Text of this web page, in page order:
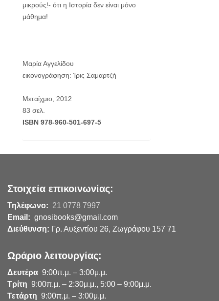
μικρούς!- ότι η Ιστορία δεν είναι μόνο
μάθημα!
Μαρία Αγγελίδου
εικονογράφηση: Ίρις Σαμαρτζή
Μεταίχμιο, 2012
83 σελ.
ISBN 978-960-501-697-5
Στοιχεία επικοινωνίας:
Τηλέφωνο: 21 0778 7997
Email: gnosibooks@gmail.com
Διεύθυνση: Γρ. Αυξεντίου 26, Ζωγράφου 157 71
Ωράριο λειτουργίας:
Δευτέρα 9:00π.μ. – 3:00μ.μ.
Τρίτη 9:00π.μ. – 2:30μ.μ., 5:00 – 9:00μ.μ.
Τετάρτη 9:00π.μ. – 3:00μ.μ.